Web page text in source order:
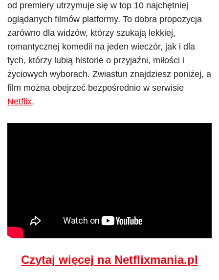
od premiery utrzymuje się w top 10 najchętniej
oglądanych filmów platformy. To dobra propozycja
zarówno dla widzów, którzy szukają lekkiej,
romantycznej komedii na jeden wieczór, jak i dla
tych, którzy lubią historie o przyjaźni, miłości i
życiowych wyborach. Zwiastun znajdziesz poniżej, a
film można obejrzeć bezpośrednio w serwisie
Netflix.
Czytaj więcej na Netflixmania.pl